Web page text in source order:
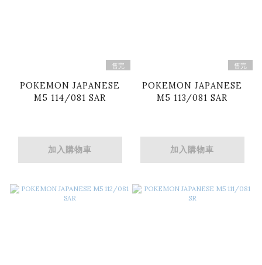
售完
POKEMON JAPANESE
M5 114/081 SAR
加入購物車
售完
POKEMON JAPANESE
M5 113/081 SAR
加入購物車